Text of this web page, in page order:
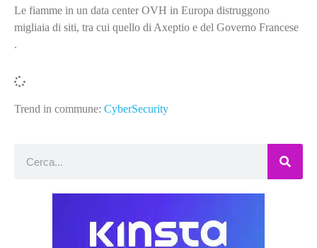
Le fiamme in un data center OVH in Europa distruggono
migliaia di siti, tra cui quello di Axeptio e del Governo Francese
.
Trend in commune: CyberSecurity